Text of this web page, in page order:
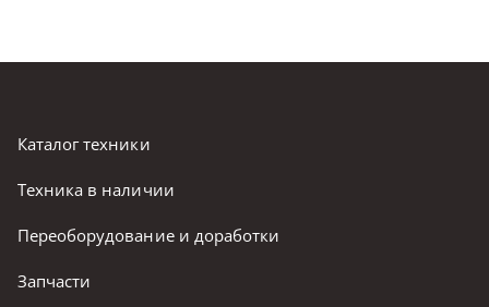
Каталог техники
Техника в наличии
Переоборудование и доработки
Запчасти